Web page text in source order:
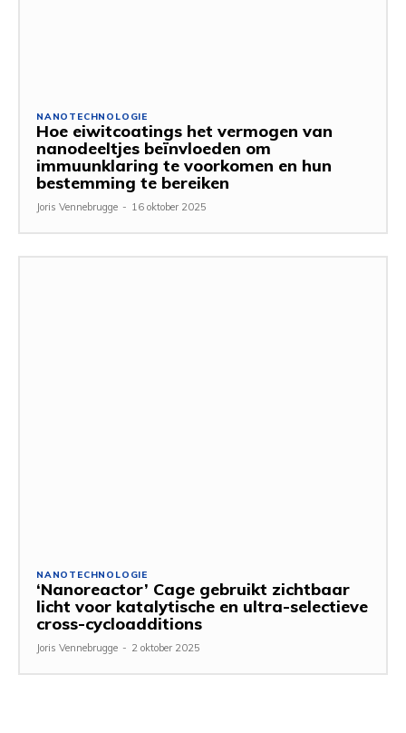
NANOTECHNOLOGIE
Hoe eiwitcoatings het vermogen van
nanodeeltjes beïnvloeden om
immuunklaring te voorkomen en hun
bestemming te bereiken
Joris Vennebrugge - 16 oktober 2025
NANOTECHNOLOGIE
‘Nanoreactor’ Cage gebruikt zichtbaar
licht voor katalytische en ultra-selectieve
cross-cycloadditions
Joris Vennebrugge - 2 oktober 2025